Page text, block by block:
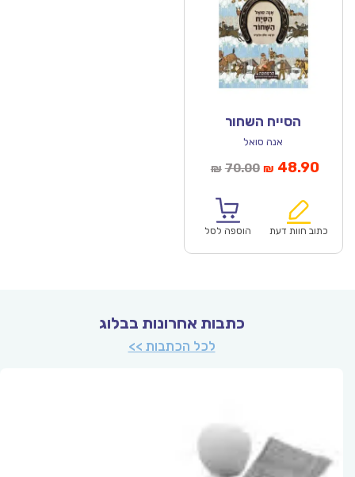
הסייח השחור
אנה סואל
₪ 70.00המחיר
₪70.00.
₪ 48.90
כתוב חוות דעת הוספה לסל
כתבות אחרונות בבלוג
לכל הכתבות >>